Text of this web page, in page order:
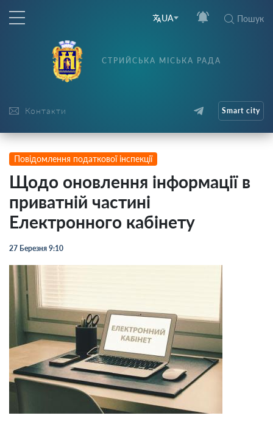
UA Пошук
Контакти
СТРИЙСЬКА МІСЬКА РАДА
Smart city
Повідомлення податкової інспекції
Щодо оновлення інформації в
приватній частині
Електронного кабінету
27 Березня 9:10